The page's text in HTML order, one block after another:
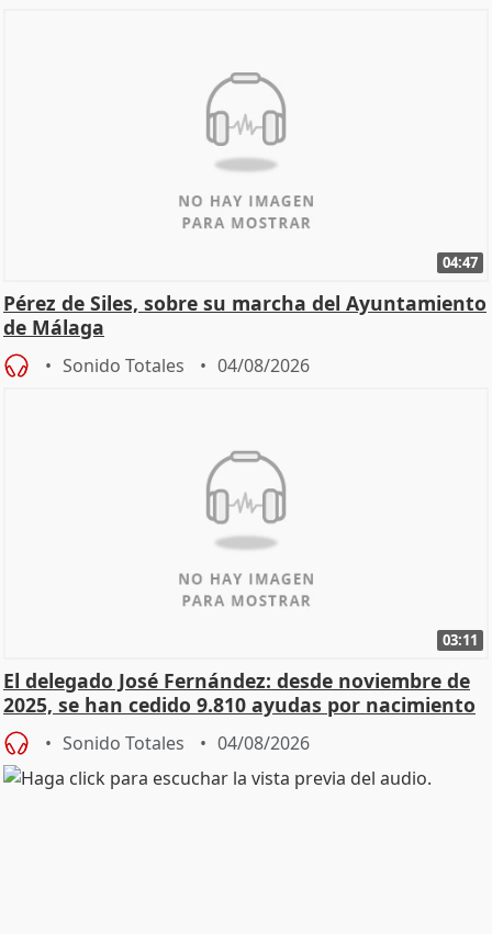
04:47
Pérez de Siles, sobre su marcha del Ayuntamiento
de Málaga
Sonido Totales 04/08/2026
03:11
El delegado José Fernández: desde noviembre de
2025, se han cedido 9.810 ayudas por nacimiento
Sonido Totales 04/08/2026